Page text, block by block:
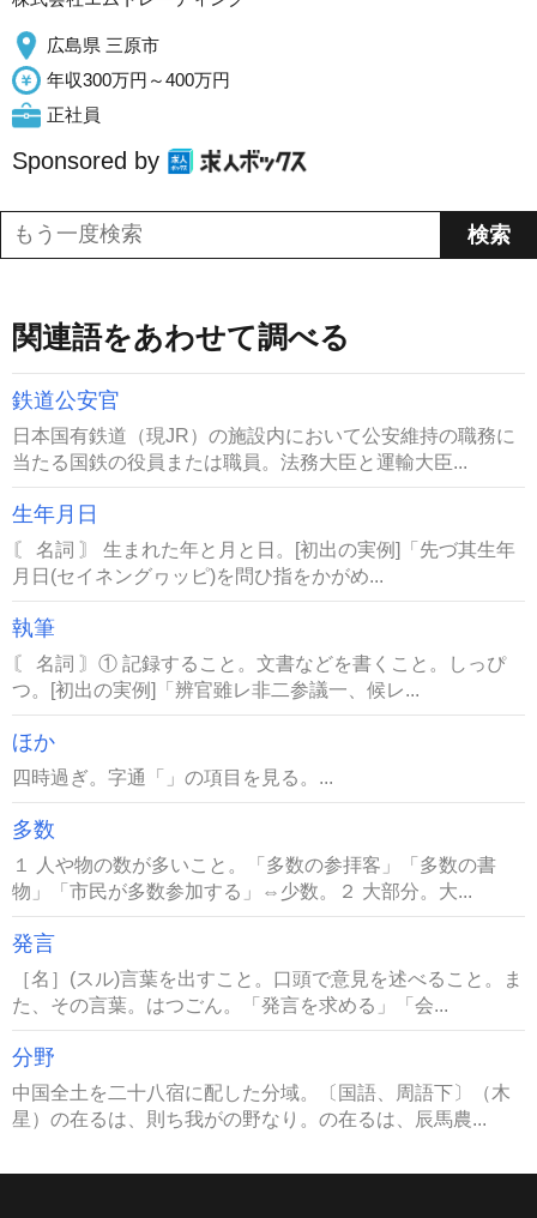
広島県 三原市
年収300万円～400万円
正社員
Sponsored by
関連語をあわせて調べる
鉄道公安官
日本国有鉄道（現JR）の施設内において公安維持の職務に
当たる国鉄の役員または職員。法務大臣と運輸大臣...
生年月日
〘 名詞 〙 生まれた年と月と日。[初出の実例]「先づ其生年
月日(セイネングヮッピ)を問ひ指をかがめ...
執筆
〘 名詞 〙① 記録すること。文書などを書くこと。しっぴ
つ。[初出の実例]「辨官雖レ非二参議一、候レ...
ほか
四時過ぎ。字通「」の項目を見る。...
多数
１ 人や物の数が多いこと。「多数の参拝客」「多数の書
物」「市民が多数参加する」⇔少数。２ 大部分。大...
発言
［名］(スル)言葉を出すこと。口頭で意見を述べること。ま
た、その言葉。はつごん。「発言を求める」「会...
分野
中国全土を二十八宿に配した分域。〔国語、周語下〕（木
星）の在るは、則ち我がの野なり。の在るは、辰馬農...